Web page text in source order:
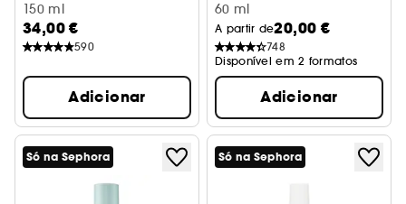
150 ml
34,00 €
590
Adicionar
instantâneo
60 ml
A partir de20,00 €
748
Disponível em 2 formatos
Adicionar
Só na Sephora Só na Sephora